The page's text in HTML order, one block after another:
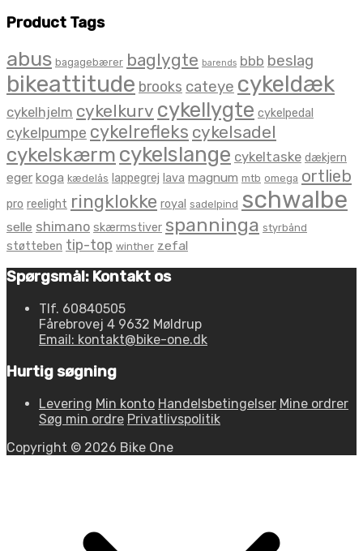
Product Tags
abus bagagebærer baglygte barends bbb beslag
bikeattitude brooks cateye cykeldæk
cykelhjelm cykelkurv cykellygte cykelpedal
cykelpumpe cykelrefleks cykelsadel
cykelskærm cykelslange cykeltaske dækjern
eger koga kædelås lappegrej lava magnum mtb omega ortlieb
pro reelight ringklokke royal sadelpind schwalbe
selle shimano skærmstiver spanninga styrbånd
støtteben tip-top winther zefal
Spørgsmål: Kontakt os
Tlf. 60840505
Fårebrovej 4 9632 Møldrup
Email: kontakt@bike-one.dk
Hurtig søgning
Levering Min konto Handelsbetingelser Mine ordrer
Søg min ordre Privatlivspolitik
Copyright © 2026 Bike One